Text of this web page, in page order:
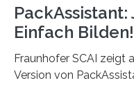
Einfach Bilden!
Fraunhofer SCAI zeigt
Version von